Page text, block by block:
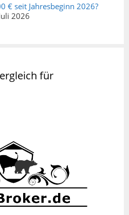
€ seit Jahresbeginn 2026?
2026
für